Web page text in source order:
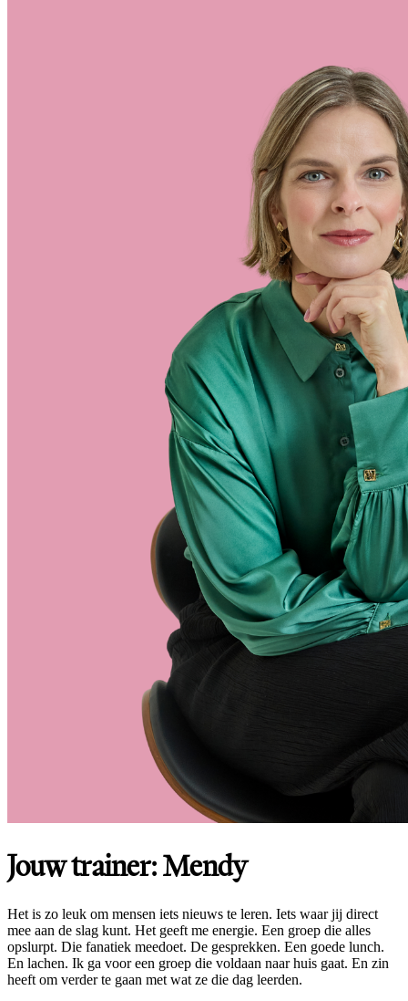
Jouw trainer: Mendy
Het is zo leuk om mensen iets nieuws te leren. Iets waar jij direct
mee aan de slag kunt. Het geeft me energie. Een groep die alles
opslurpt. Die fanatiek meedoet. De gesprekken. Een goede lunch.
En lachen. Ik ga voor een groep die voldaan naar huis gaat. En zin
heeft om verder te gaan met wat ze die dag leerden.